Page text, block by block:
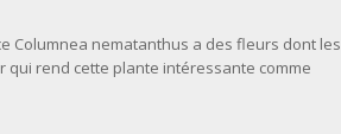
Columnea nematanthus a des fleurs dont les
qui rend cette plante intéressante comme